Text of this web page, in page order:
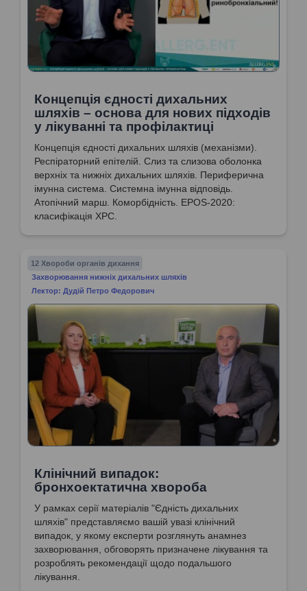
Концепція єдності дихальних
шляхів – основа для нових підходів
у лікуванні та профілактиці
Концепція єдності дихальних шляхів (механізми).
Респіраторний епітелій. Слиз та слизова оболонка
верхніх та нижніх дихальних шляхів. Периферична
імунна система. Системна імунна відповідь.
Атопічний марш. Коморбідність. EPOS-2020:
класифікація ХРС.
12 Хвороби органів дихання
Захворювання нижніх дихальних шляхів
Лектор: Дудій Петро Федорович
Клінічний випадок:
бронхоектатична хвороба
У рамках серії матеріалів "Єдність дихальних
шляхів" представляємо вашій увазі клінічний
випадок, у якому експерти розглянуть анамнез
захворювання, обговорять призначене лікування та
розроблять рекомендації щодо подальшого
лікування.